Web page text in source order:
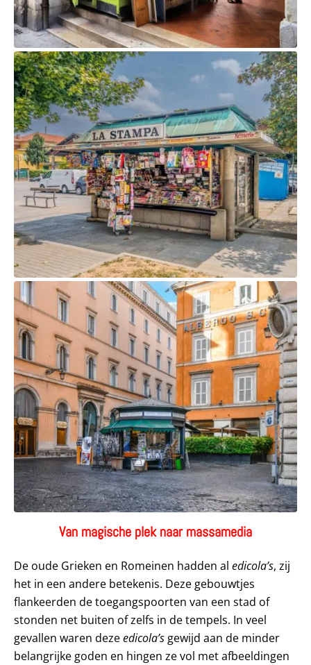
Van magische plek naar massamedia
De oude Grieken en Romeinen hadden al edicola’s, zij
het in een andere betekenis. Deze gebouwtjes
flankeerden de toegangspoorten van een stad of
stonden net buiten of zelfs in de tempels. In veel
gevallen waren dezeedicola’sgewijd aan de minder
belangrijke goden en hingen ze vol met afbeeldingen